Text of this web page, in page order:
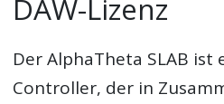
DAW-Lizenz
DerAlphaTheta SLAB ist
Controller, der in